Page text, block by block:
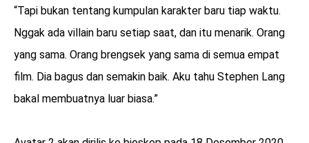
“Tapi bukan tentang kumpulan karakter baru tiap waktu.
Nggak ada villain baru setiap saat, dan itu menarik. Orang
yang sama. Orang brengsek yang sama di semua empat
film. Dia bagus dan semakin baik. Aku tahu Stephen Lang
bakal membuatnya luar biasa.”